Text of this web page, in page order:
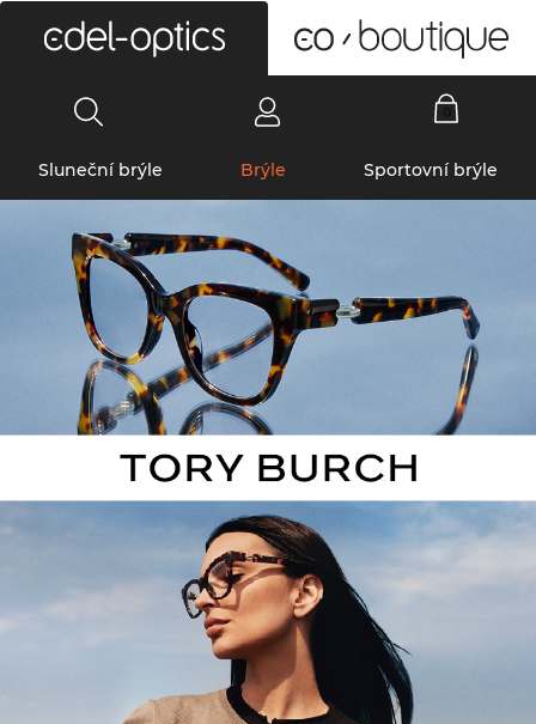
Sluneční brýle Brýle Sportovní brýle